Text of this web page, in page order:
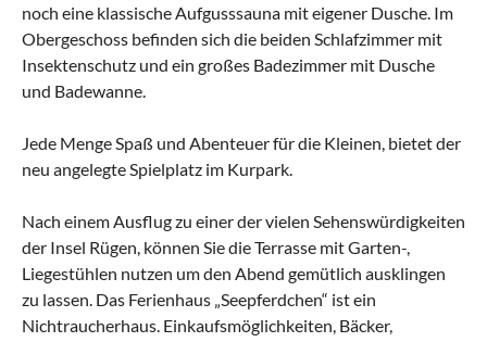
noch eine klassische Aufgusssauna mit eigener Dusche. Im
Obergeschoss befinden sich die beiden Schlafzimmer mit
Insektenschutz und ein großes Badezimmer mit Dusche
und Badewanne.
Jede Menge Spaß und Abenteuer für die Kleinen, bietet der
neu angelegte Spielplatz im Kurpark.
Nach einem Ausflug zu einer der vielen Sehenswürdigkeiten
der Insel Rügen, können Sie die Terrasse mit Garten-,
Liegestühlen nutzen um den Abend gemütlich ausklingen
zu lassen. Das Ferienhaus „Seepferdchen“ ist ein
Nichtraucherhaus. Einkaufsmöglichkeiten, Bäcker,